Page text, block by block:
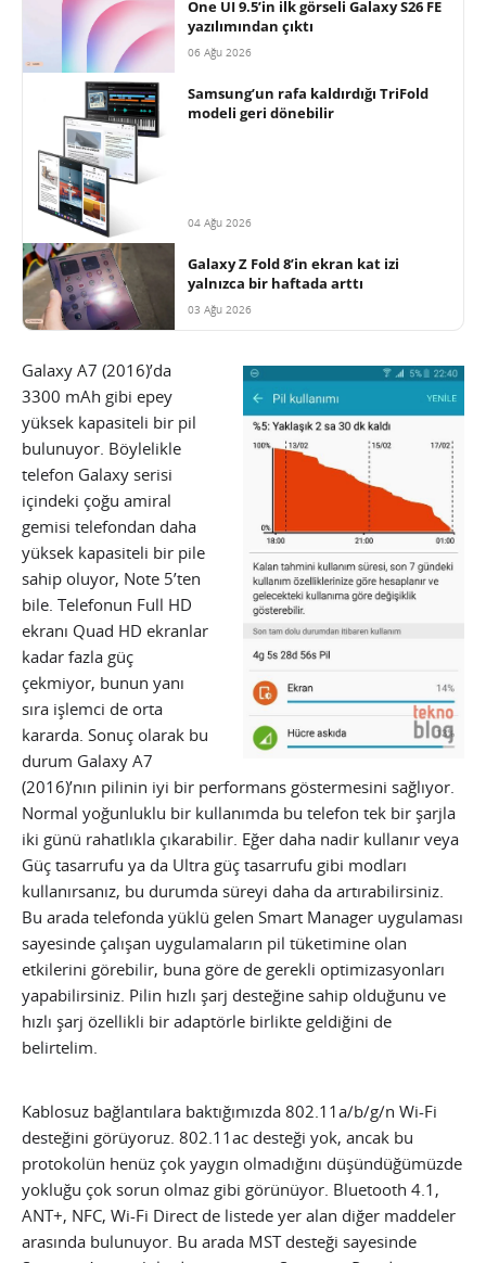
One UI 9.5’in ilk görseli Galaxy S26 FE
yazılımından çıktı
06 Ağu 2026
Samsung’un rafa kaldırdığı TriFold
modeli geri dönebilir
04 Ağu 2026
Galaxy Z Fold 8’in ekran kat izi
yalnızca bir haftada arttı
03 Ağu 2026
Galaxy A7 (2016)’da
3300 mAh gibi epey
yüksek kapasiteli bir pil
bulunuyor. Böylelikle
telefon Galaxy serisi
içindeki çoğu amiral
gemisi telefondan daha
yüksek kapasiteli bir pile
sahip oluyor, Note 5’ten
bile. Telefonun Full HD
ekranı Quad HD ekranlar
kadar fazla güç
çekmiyor, bunun yanı
sıra işlemci de orta
kararda. Sonuç olarak bu
durum Galaxy A7
(2016)’nın pilinin iyi bir performans göstermesini sağlıyor.
Normal yoğunluklu bir kullanımda bu telefon tek bir şarjla
iki günü rahatlıkla çıkarabilir. Eğer daha nadir kullanır veya
Güç tasarrufu ya da Ultra güç tasarrufu gibi modları
kullanırsanız, bu durumda süreyi daha da artırabilirsiniz.
Bu arada telefonda yüklü gelen Smart Manager uygulaması
sayesinde çalışan uygulamaların pil tüketimine olan
etkilerini görebilir, buna göre de gerekli optimizasyonları
yapabilirsiniz. Pilin hızlı şarj desteğine sahip olduğunu ve
hızlı şarj özellikli bir adaptörle birlikte geldiğini de
belirtelim.
Kablosuz bağlantılara baktığımızda 802.11a/b/g/n Wi-Fi
desteğini görüyoruz. 802.11ac desteği yok, ancak bu
protokolün henüz çok yaygın olmadığını düşündüğümüzde
yokluğu çok sorun olmaz gibi görünüyor. Bluetooth 4.1,
ANT+, NFC, Wi-Fi Direct de listede yer alan diğer maddeler
arasında bulunuyor. Bu arada MST desteği sayesinde